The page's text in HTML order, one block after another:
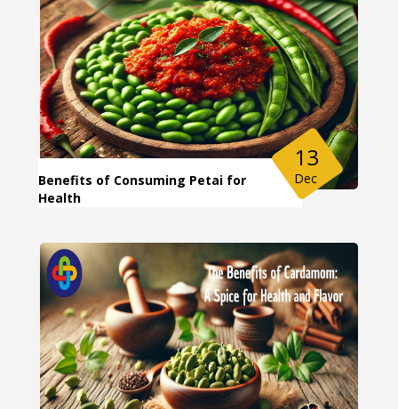
Benefits of Consuming Petai for
Health
13
Dec